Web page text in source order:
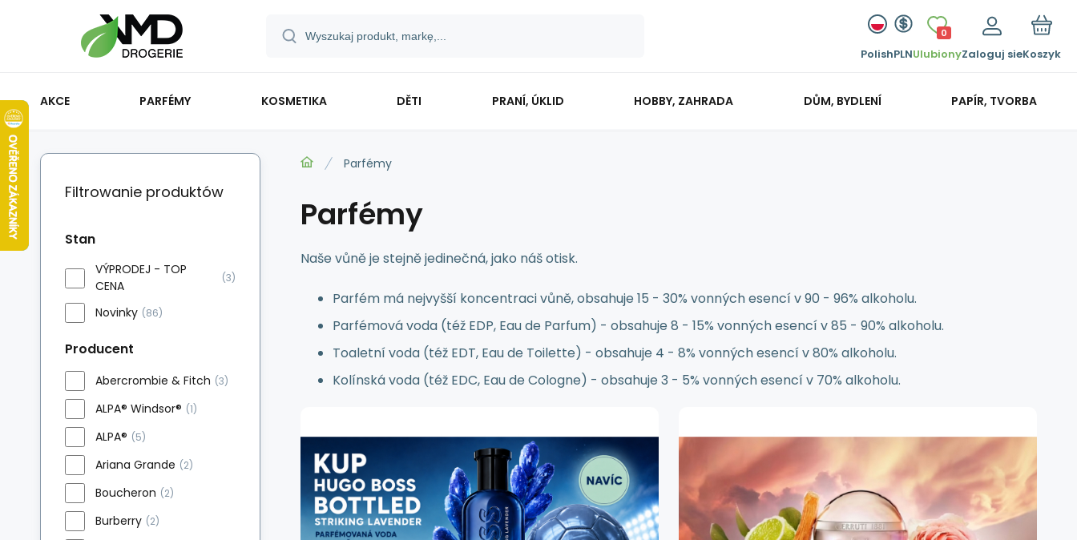
PolishPLN
0
UlubionyZaloguj sieKoszyk
AKCE PARFÉMY KOSMETIKA DĚTI PRANÍ, ÚKLID HOBBY, ZAHRADA DŮM, BYDLENÍ PAPÍR, TVORBA
Parfémy
Parfémy
Naše vůně je stejně jedinečná, jako náš otisk.
Parfém má nejvyšší koncentraci vůně, obsahuje 15 - 30% vonných esencí v 90 - 96% alkoholu.
Parfémová voda (též EDP, Eau de Parfum) - obsahuje 8 - 15% vonných esencí v 85 - 90% alkoholu.
Toaletní voda (též EDT, Eau de Toilette) - obsahuje 4 - 8% vonných esencí v 80% alkoholu.
Kolínská voda (též EDC, Eau de Cologne) - obsahuje 3 - 5% vonných esencí v 70% alkoholu.
Filtrowanie produktów
Stan
VÝPRODEJ - TOP
CENA
(3)
Novinky (86)
Producent
Abercrombie & Fitch (3)
ALPA® Windsor® (1)
ALPA® (5)
Ariana Grande (2)
Boucheron (2)
Burberry (2)